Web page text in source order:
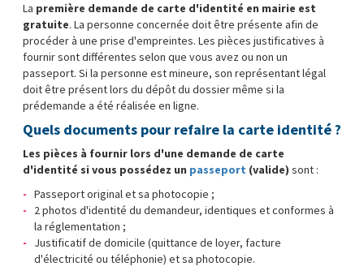
La première demande de carte d'identité en mairie est
gratuite. La personne concernée doit être présente afin de
procéder à une prise d'empreintes. Les pièces justificatives à
fournir sont différentes selon que vous avez ou non un
passeport. Si la personne est mineure, son représentant légal
doit être présent lors du dépôt du dossier même si la
prédemande a été réalisée en ligne.
Quels documents pour refaire la carte identité ?
Les pièces à fournir lors d'une demande de carte
d'identité si vous possédez un passeport (valide) sont :
Passeport original et sa photocopie ;
2 photos d'identité du demandeur, identiques et conformes à
la réglementation ;
Justificatif de domicile (quittance de loyer, facture
d'électricité ou téléphonie) et sa photocopie.